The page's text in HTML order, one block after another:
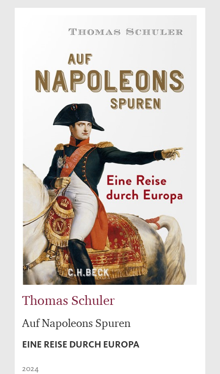
Thomas Schuler
Auf Napoleons Spuren
EINE REISE DURCH EUROPA
2024